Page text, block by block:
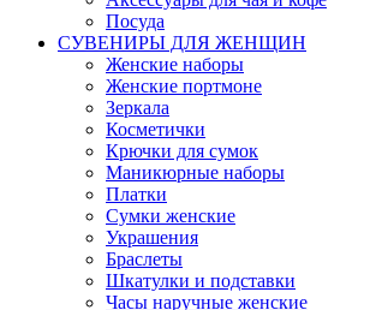
Посуда
СУВЕНИРЫ ДЛЯ ЖЕНЩИН
Женские наборы
Женские портмоне
Зеркала
Косметички
Крючки для сумок
Маникюрные наборы
Платки
Сумки женские
Украшения
Браслеты
Шкатулки и подставки
Часы наручные женские